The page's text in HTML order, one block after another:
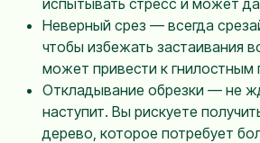
Неверный срез — всегда
чтобы избежать застаивания
может привести к гнилостным
Откладывание обрезки — не
наступит. Вы рискуете
дерево, которое потребует